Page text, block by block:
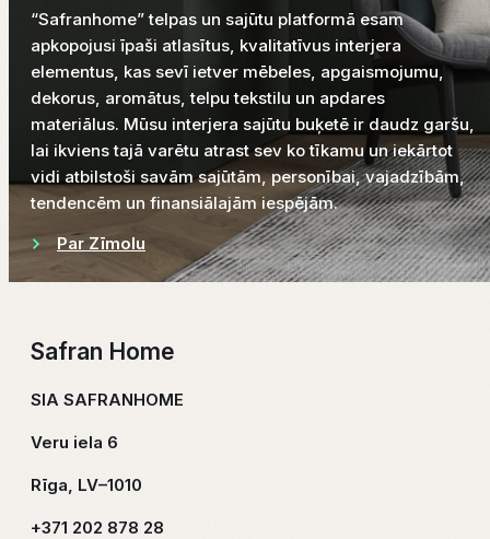
“Safranhome” telpas un sajūtu platformā esam
apkopojusi īpaši atlasītus, kvalitatīvus interjera
elementus, kas sevī ietver mēbeles, apgaismojumu,
dekorus, aromātus, telpu tekstilu un apdares
materiālus. Mūsu interjera sajūtu buķetē ir daudz garšu,
lai ikviens tajā varētu atrast sev ko tīkamu un iekārtot
vidi atbilstoši savām sajūtām, personībai, vajadzībām,
tendencēm un finansiālajām iespējām.
Par Zīmolu
Safran Home
SIA SAFRANHOME
Veru iela 6
Rīga, LV–1010
+371 202 878 28